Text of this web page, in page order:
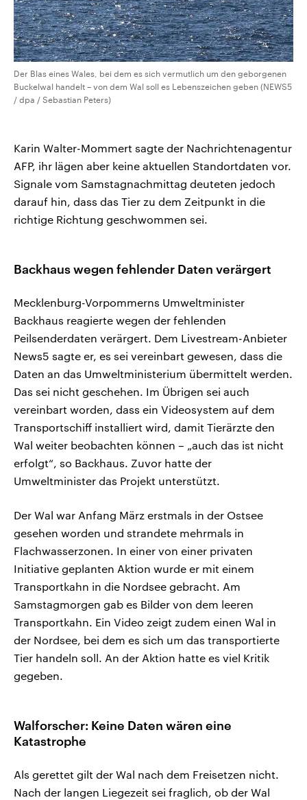
Der Blas eines Wales, bei dem es sich vermutlich um den geborgenen
Buckelwal handelt – von dem Wal soll es Lebenszeichen geben (NEWS5
/ dpa / Sebastian Peters)
Karin Walter-Mommert sagte der Nachrichtenagentur
AFP, ihr lägen aber keine aktuellen Standortdaten vor.
Signale vom Samstagnachmittag deuteten jedoch
darauf hin, dass das Tier zu dem Zeitpunkt in die
richtige Richtung geschwommen sei.
Backhaus wegen fehlender Daten verärgert
Mecklenburg-Vorpommerns Umweltminister
Backhaus reagierte wegen der fehlenden
Peilsenderdaten verärgert. Dem Livestream-Anbieter
News5 sagte er, es sei vereinbart gewesen, dass die
Daten an das Umweltministerium übermittelt werden.
Das sei nicht geschehen. Im Übrigen sei auch
vereinbart worden, dass ein Videosystem auf dem
Transportschiff installiert wird, damit Tierärzte den
Wal weiter beobachten können – „auch das ist nicht
erfolgt“, so Backhaus. Zuvor hatte der
Umweltminister das Projekt unterstützt.
Der Wal war Anfang März erstmals in der Ostsee
gesehen worden und strandete mehrmals in
Flachwasserzonen. In einer von einer privaten
Initiative geplanten Aktion wurde er mit einem
Transportkahn in die Nordsee gebracht. Am
Samstagmorgen gab es Bilder von dem leeren
Transportkahn. Ein Video zeigt zudem einen Wal in
der Nordsee, bei dem es sich um das transportierte
Tier handeln soll. An der Aktion hatte es viel Kritik
gegeben.
Walforscher: Keine Daten wären eine
Katastrophe
Als gerettet gilt der Wal nach dem Freisetzen nicht.
Nach der langen Liegezeit sei fraglich, ob der Wal